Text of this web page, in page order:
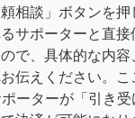
相談」ボタンを
サポーターと直接
で、具体的な内
伝えください。
ーターが「引き